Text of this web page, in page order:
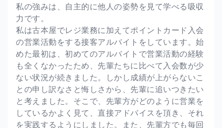
私の強みは、自主的に他人の姿勢を見て学べる吸収
力です。
私は古本屋でレジ業務に加えてポイントカード入会
の営業活動をする接客アルバイトをしています。始
めた最初は、初めてのアルバイトで営業活動の経験
も全くなかったため、先輩たちに比べて入会数が少
ない状況が続きました。しかし成績が上がらないこ
との申し訳なさと悔しさから、先輩に追いつきたい
と考えました。そこで、先輩方がどのように営業を
しているかよく見て、直接アドバイスを頂き、それ
を実践するようにしました。また、先輩方でも毎回